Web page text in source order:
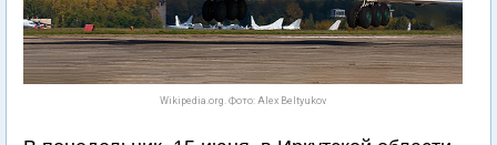
Wikipedia.org. Фото: Alex Beltyukov